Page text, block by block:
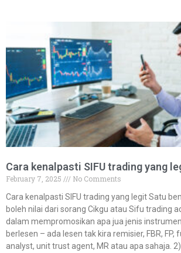
Cara kenalpasti SIFU trading yang
February 7, 2025
No Comments
Cara kenalpasti SIFU trading yang legit Satu
boleh nilai dari sorang Cikgu atau Sifu trading
dalam mempromosikan apa jua jenis
berlesen – ada lesen tak kira remisier, FBR, FP,
analyst, unit trust agent, MR atau apa sahaja.